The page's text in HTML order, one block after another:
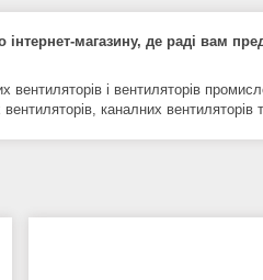
магазину, де раді вам
вентиляторів і вентиляторів
каналних вентиляторів